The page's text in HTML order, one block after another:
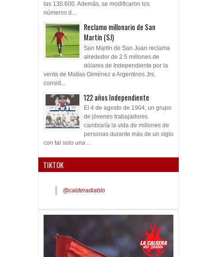
las 130.600. Además, se modificaron los
números d...
Reclamo millonario de San
Martín (SJ)
San Martín de San Juan reclama
alrededor de 2.5 millones de
dólares de Independiente por la
venta de Matías Giménez a Argentinos Jrs,
consid...
122 años Independiente
El 4 de agosto de 1904, un grupo
de jóvenes trabajadores
cambiaría la vida de millones de
personas durante más de un siglo
con tal solo una ...
TIKTOK
@calderadiablo